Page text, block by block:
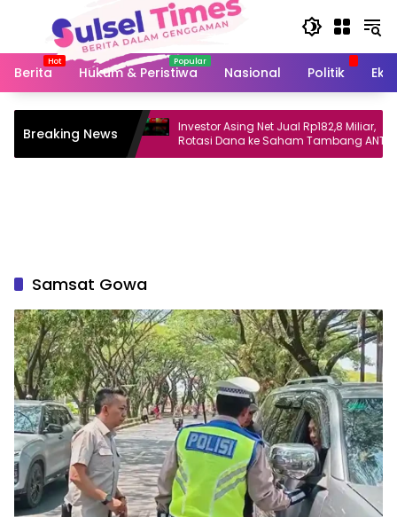
Berita
Hukum & Peristiwa Nasional Politik
Breaking News
Koreksi
Tinggi
Investor Asing Net Jual Rp182,8 Miliar,
Rotasi Dana ke Saham Tambang ANTM
dan TINS
Samsat Gowa